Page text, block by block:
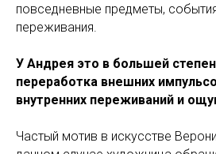
повседневные предметы,
переживания.
У Андрея это в большей
переработка внешних
внутренних переживаний и
Частый мотив в искусстве